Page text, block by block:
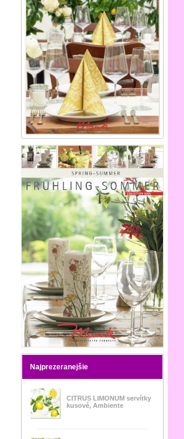
Najprezeranejšie
CITRUS LIMONUM servítky
kusové, Ambiente